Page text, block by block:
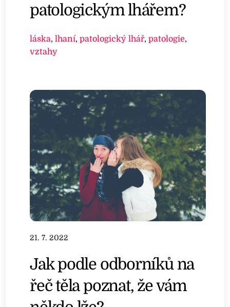
patologickým lhářem?
láska,lhaní,patologický lhář,patologie,
vztahy
21. 7. 2022
Jak podle odborníků na
řeč těla poznat, že vám